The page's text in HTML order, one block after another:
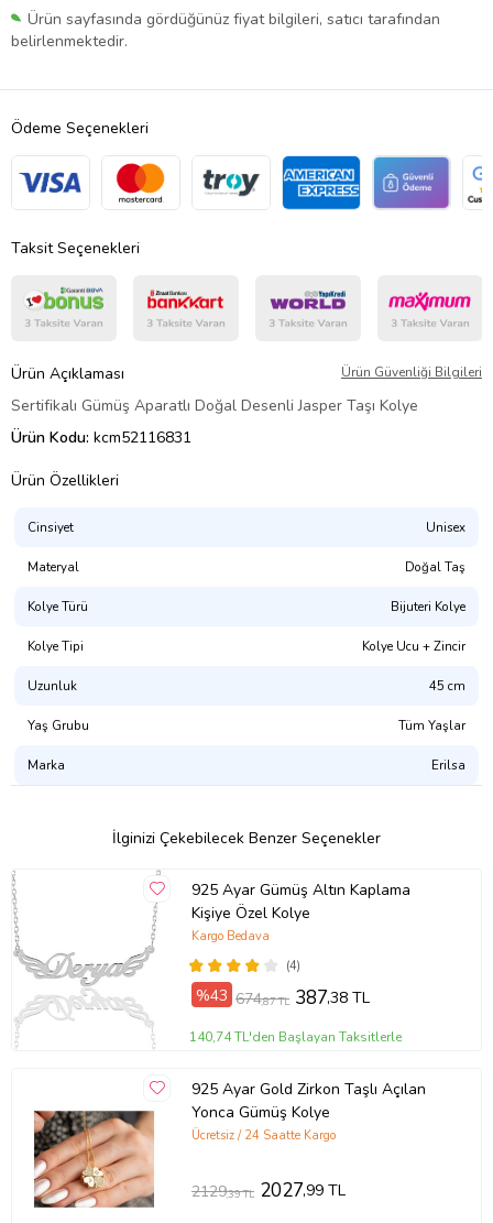
Ürün sayfasında gördüğünüz fiyat bilgileri, satıcı tarafından
belirlenmektedir.
Ödeme Seçenekleri
Taksit Seçenekleri
Ürün Açıklaması Ürün Güvenliği Bilgileri
Sertifikalı Gümüş Aparatlı Doğal Desenli Jasper Taşı Kolye
Ürün Kodu: kcm52116831
Ürün Özellikleri
Cinsiyet Unisex
Materyal Doğal Taş
Kolye Türü Bijuteri Kolye
Kolye Tipi Kolye Ucu + Zincir
Uzunluk 45 cm
Yaş Grubu Tüm Yaşlar
Marka Erilsa
İlginizi Çekebilecek Benzer Seçenekler
925 Ayar Gümüş Altın Kaplama
Kişiye Özel Kolye
(4)
Kargo Bedava
%43 674,87 TL 387,38 TL
140,74 TL'den Başlayan Taksitlerle
925 Ayar Gold Zirkon Taşlı Açılan
Yonca Gümüş Kolye
Ücretsiz / 24 Saatte Kargo
2129,39 TL 2027,99 TL